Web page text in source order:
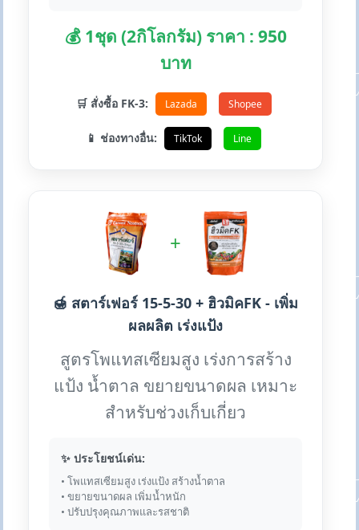
💰 1ชุด (2กิโลกรัม) ราคา : 950
บาท
🛒 สั่งซื้อ FK-3: Lazada Shopee
📱 ช่องทางอื่น: TikTok Line
+
🍯 สตาร์เฟอร์ 15-5-30 + ฮิวมิคFK - เพิ่ม
ผลผลิต เร่งแป้ง
สูตรโพแทสเซียมสูง เร่งการสร้าง
แป้ง น้ำตาล ขยายขนาดผล เหมาะ
สำหรับช่วงเก็บเกี่ยว
✨ ประโยชน์เด่น:
• โพแทสเซียมสูง เร่งแป้ง สร้างน้ำตาล
• ขยายขนาดผล เพิ่มน้ำหนัก
• ปรับปรุงคุณภาพและรสชาติ